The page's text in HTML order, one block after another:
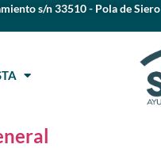
s/n 33510 - Pola de Siero